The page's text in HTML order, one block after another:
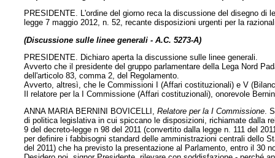
PRESIDENTE. L'ordine del giorno reca la discussione del disegno
legge 7 maggio 2012, n. 52, recante disposizioni urgenti per la
(Discussione sulle linee generali - A.C. 5273-A)
PRESIDENTE. Dichiaro aperta la discussione sulle linee generali.
Avverto che il presidente del gruppo parlamentare della Lega Nord
dell'articolo 83, comma 2, del Regolamento.
Avverto, altresì, che le Commissioni I (Affari costituzionali) e V
Il relatore per la I Commissione (Affari costituzionali), onorevole
ANNA MARIA BERNINI BOVICELLI,Relatore per la I Commissione.
di politica legislativa in cui spiccano le disposizioni, richiamate dalla
9 del decreto-legge n 98 del 2011 (convertito dalla legge n. 111 del
per definire i fabbisogni standard delle amministrazioni centrali dello
del 2011) che ha previsto la presentazione al Parlamento, entro il 30